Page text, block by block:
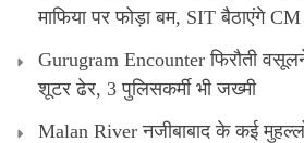
माफिया पर फोड़ा बम, SIT बैठाएंगे CM
Gurugram Encounter फिरौती
शूटर ढेर, 3 पुलिसकर्मी भी जख्मी
Malan River नजीबाबाद के कई